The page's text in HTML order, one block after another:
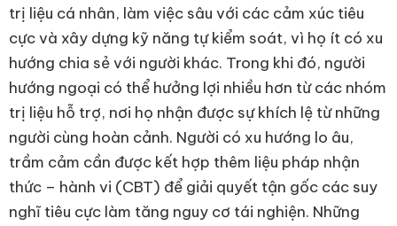
trị liệu cá nhân, làm việc sâu với các cảm xúc tiêu
cực và xây dựng kỹ năng tự kiểm soát, vì họ ít có xu
hướng chia sẻ với người khác. Trong khi đó, người
hướng ngoại có thể hưởng lợi nhiều hơn từ các nhóm
trị liệu hỗ trợ, nơi họ nhận được sự khích lệ từ những
người cùng hoàn cảnh. Người có xu hướng lo âu,
trầm cảm cần được kết hợp thêm liệu pháp nhận
thức – hành vi (CBT) để giải quyết tận gốc các suy
nghĩ tiêu cực làm tăng nguy cơ tái nghiện. Những